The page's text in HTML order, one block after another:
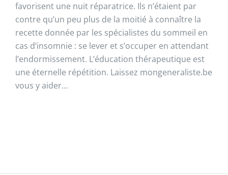
favorisent une nuit réparatrice. Ils n’étaient par
contre qu’un peu plus de la moitié à connaître la
recette donnée par les spécialistes du sommeil en
cas d’insomnie : se lever et s’occuper en attendant
l’endormissement. L’éducation thérapeutique est
une éternelle répétition. Laissez mongeneraliste.be
vous y aider…